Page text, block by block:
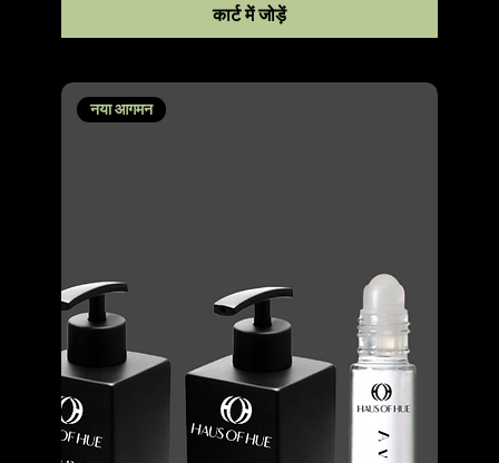
कार्ट में जोड़ें
नया आगमन